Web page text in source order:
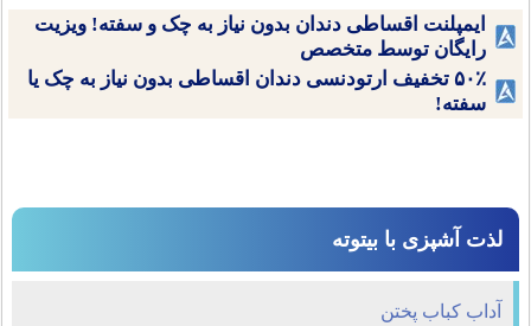
ایمپلنت اقساطی دندان بدون نیاز به چک و سفته! ویزیت
رایگان توسط متخصص
۵۰٪ تخفیف ارتودنسی دندان اقساطی بدون نیاز به چک یا
سفته!
لذت آشپزی با بیتوته
آداب كباب پختن